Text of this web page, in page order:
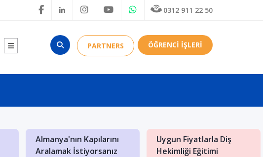
0312 911 22 50
PARTNERS ÖĞRENCİ İŞLERİ
Almanya'nın Kapılarını
Aralamak İstiyorsanız
Uygun Fiyatlarla Diş
Hekimliği Eğitimi